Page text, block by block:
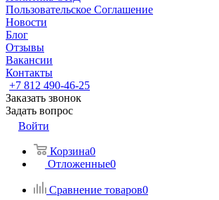
Пользовательское Соглашение
Новости
Блог
Отзывы
Вакансии
Контакты
+7 812 490-46-25
Заказать звонок
Задать вопрос
Войти
Корзина0
Отложенные0
Сравнение товаров0